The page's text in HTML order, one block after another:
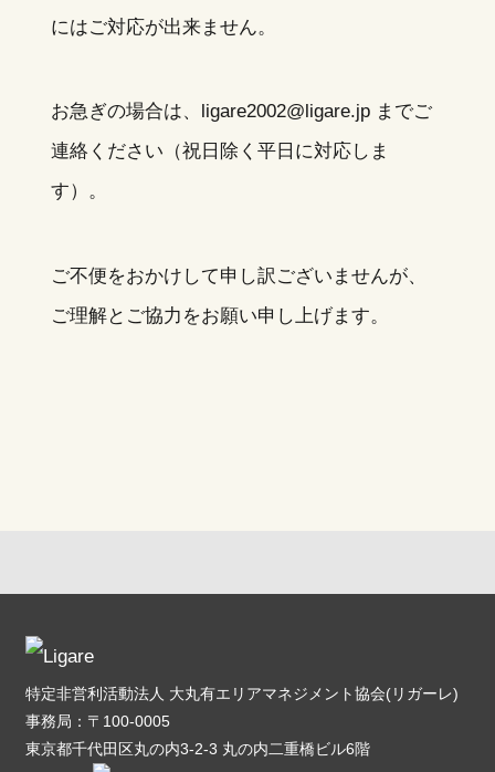
にはご対応が出来ません。
お急ぎの場合は、ligare2002@ligare.jp までご
連絡ください（祝日除く平日に対応しま
す）。
ご不便をおかけして申し訳ございませんが、
ご理解とご協力をお願い申し上げます。
特定非営利活動法人 大丸有エリアマネジメント協会(リガーレ)
事務局：〒100-0005
東京都千代田区丸の内3-2-3 丸の内二重橋ビル6階